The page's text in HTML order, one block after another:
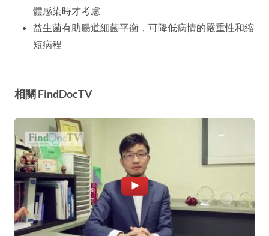
體感染時才考慮
益生菌有助腸道細菌平衡，可降低病情的嚴重性和縮
短病程
相關 FindDocTV